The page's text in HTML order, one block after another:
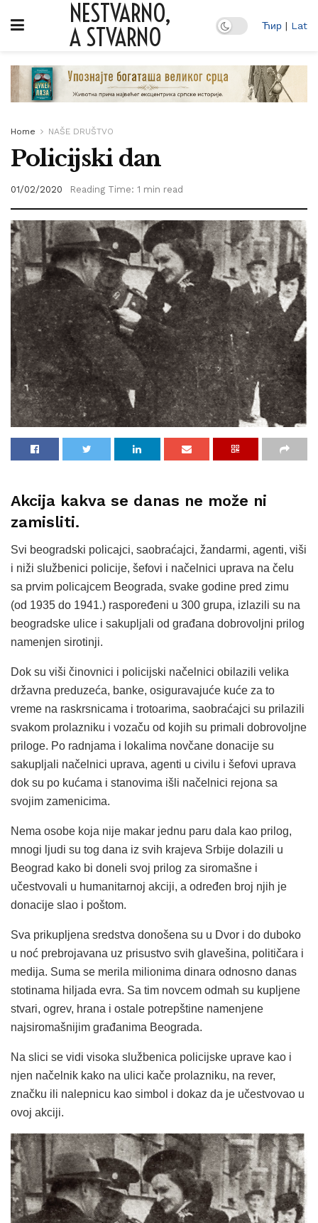
NESTVARNO,
A STVARNO Ћир | Lat
Home NAŠE DRUŠTVO
Policijski dan
01/02/2020 Reading Time: 1 min read
Akcija kakva se danas ne može ni
zamisliti.
Svi beogradski policajci, saobraćajci, žandarmi, agenti, viši
i niži službenici policije, šefovi i načelnici uprava na čelu
sa prvim policajcem Beograda, svake godine pred zimu
(od 1935 do 1941.) raspoređeni u 300 grupa, izlazili su na
beogradske ulice i sakupljali od građana dobrovoljni prilog
namenjen sirotinji.
Dok su viši činovnici i policijski načelnici obilazili velika
državna preduzeća, banke, osiguravajuće kuće za to
vreme na raskrsnicama i trotoarima, saobraćajci su prilazili
svakom prolazniku i vozaču od kojih su primali dobrovoljne
priloge. Po radnjama i lokalima novčane donacije su
sakupljali načelnici uprava, agenti u civilu i šefovi uprava
dok su po kućama i stanovima išli načelnici rejona sa
svojim zamenicima.
Nema osobe koja nije makar jednu paru dala kao prilog,
mnogi ljudi su tog dana iz svih krajeva Srbije dolazili u
Beograd kako bi doneli svoj prilog za siromašne i
učestvovali u humanitarnoj akciji, a određen broj njih je
donacije slao i poštom.
Sva prikupljena sredstva donošena su u Dvor i do duboko
u noć prebrojavana uz prisustvo svih glavešina, političara i
medija. Suma se merila milionima dinara odnosno danas
stotinama hiljada evra. Sa tim novcem odmah su kupljene
stvari, ogrev, hrana i ostale potrepštine namenjene
najsiromašnijim građanima Beograda.
Na slici se vidi visoka službenica policijske uprave kao i
njen načelnik kako na ulici kače prolazniku, na rever,
značku ili nalepnicu kao simbol i dokaz da je učestvovao u
ovoj akciji.